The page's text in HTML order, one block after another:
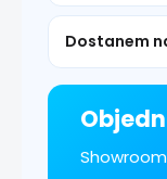
Dostanem